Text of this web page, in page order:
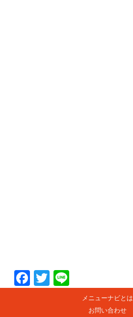
F
ac
T
w n メニューナビとは
お問い合わせ